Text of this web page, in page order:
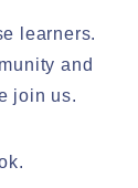
learners.
and
join us.